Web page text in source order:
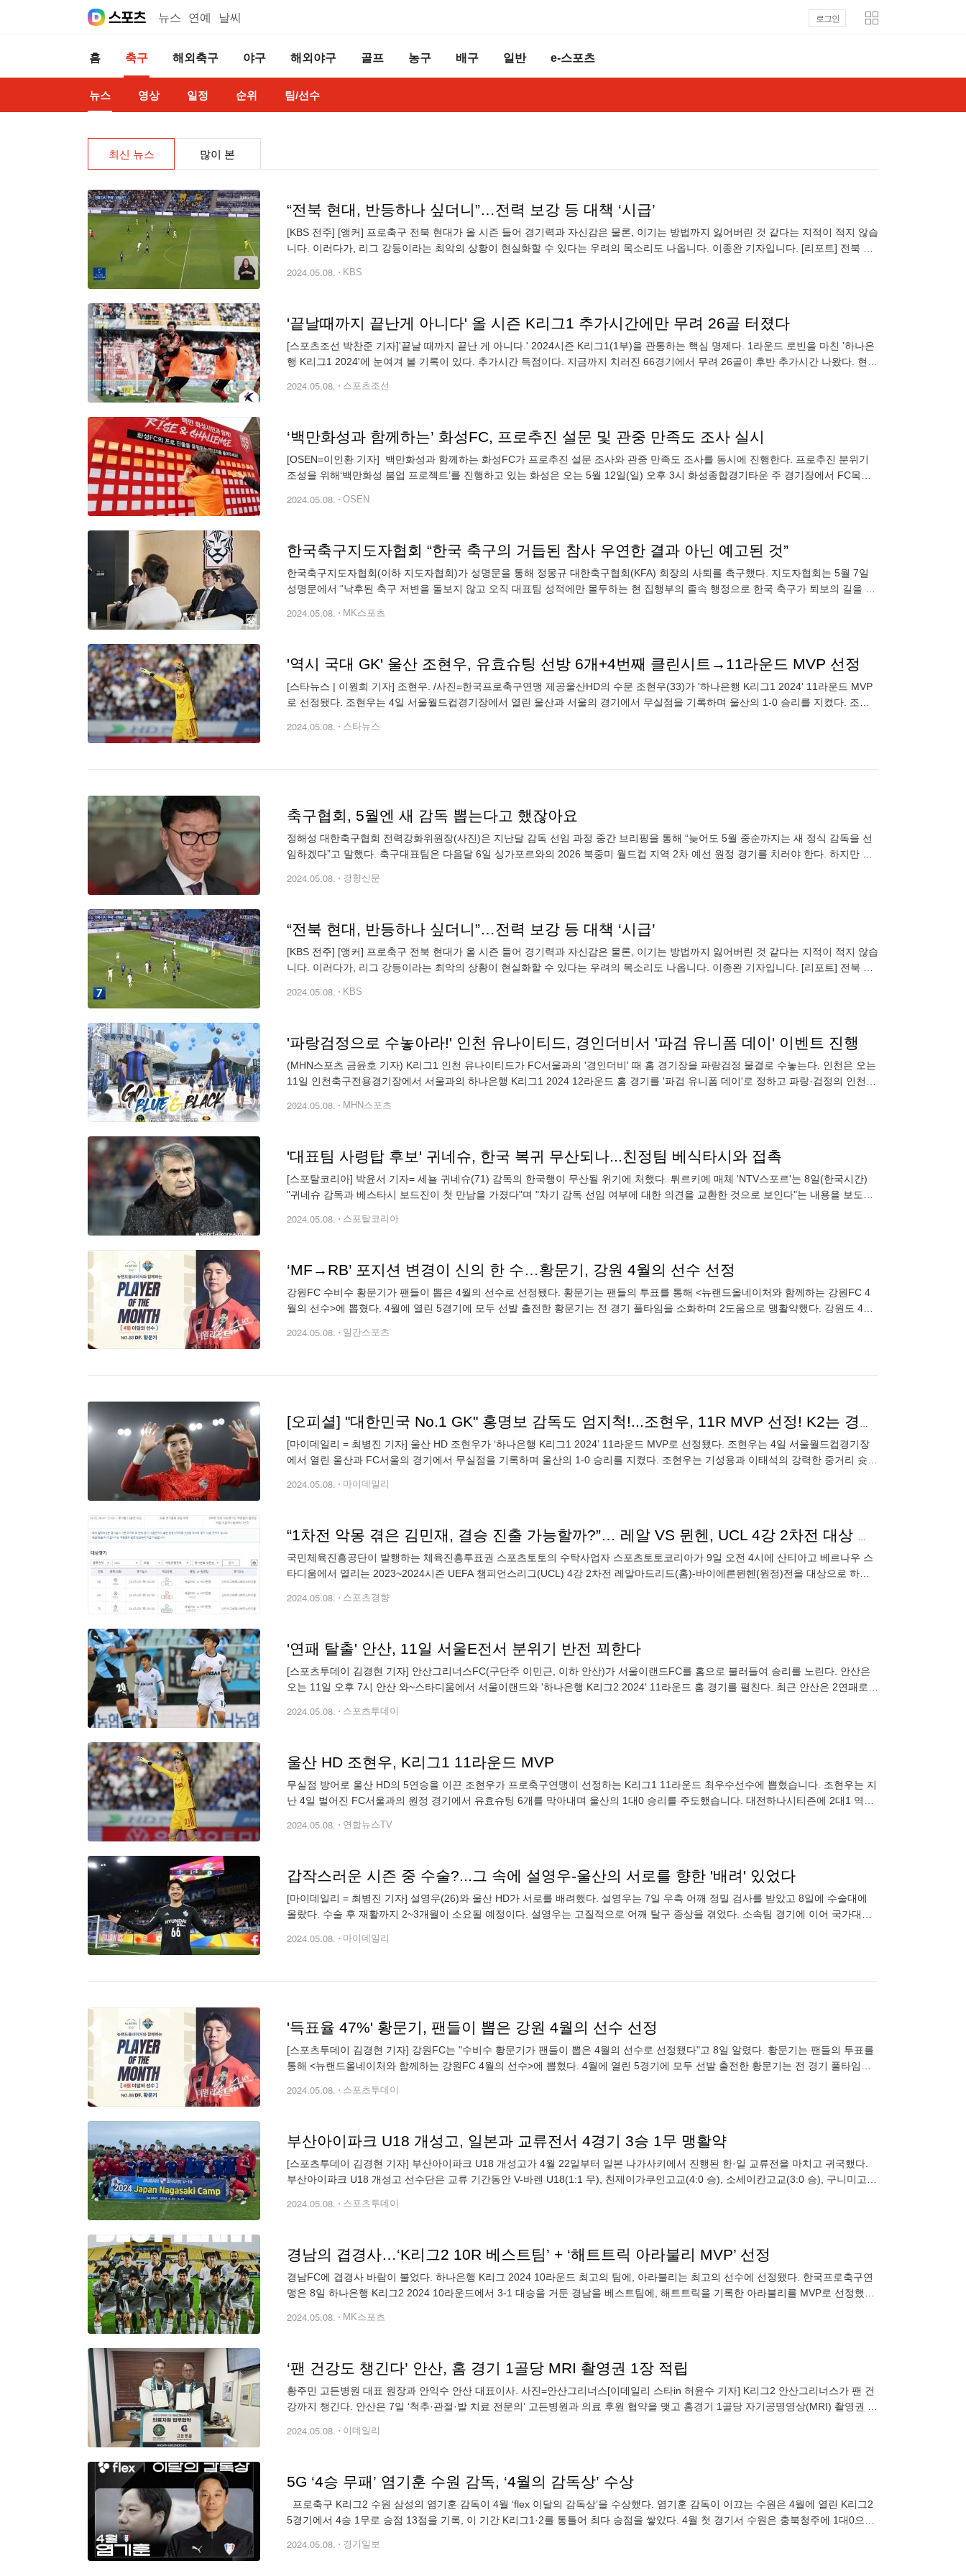
뉴스 연예 날씨 로그인
홈 축구 해외축구 야구 해외야구 골프 농구 배구 일반 e-스포츠
뉴스 영상 일정 순위 팀/선수
최신 뉴스 많이 본
“전북 현대, 반등하나 싶더니”…전력 보강 등 대책 ‘시급’
[KBS 전주] [앵커] 프로축구 전북 현대가 올 시즌 들어 경기력과 자신감은 물론, 이기는 방법까지 잃어버린 것 같다는 지적이 적지 않습
니다. 이러다가, 리그 강등이라는 최악의 상황이 현실화할 수 있다는 우려의 목소리도 나옵니다. 이종완 기자입니다. [리포트] 전북 현
2024.05.08. KBS
'끝날때까지 끝난게 아니다' 올 시즌 K리그1 추가시간에만 무려 26골 터졌다
[스포츠조선 박찬준 기자]'끝날 때까지 끝난 게 아니다.' 2024시즌 K리그1(1부)을 관통하는 핵심 명제다. 1라운드 로빈을 마친 '하나은
행 K리그1 2024'에 눈여겨 볼 기록이 있다. 추가시간 득점이다. 지금까지 치러진 66경기에서 무려 26골이 후반 추가시간 나왔다. 현재
2024.05.08. 스포츠조선
‘백만화성과 함께하는’ 화성FC, 프로추진 설문 및 관중 만족도 조사 실시
[OSEN=이인환 기자] 백만화성과 함께하는 화성FC가 프로추진 설문 조사와 관중 만족도 조사를 동시에 진행한다. 프로추진 분위기
조성을 위해‘백만화성 붐업 프로젝트’를 진행하고 있는 화성은 오는 5월 12일(일) 오후 3시 화성종합경기타운 주 경기장에서 FC목포
2024.05.08. OSEN
한국축구지도자협회 “한국 축구의 거듭된 참사 우연한 결과 아닌 예고된 것”
한국축구지도자협회(이하 지도자협회)가 성명문을 통해 정몽규 대한축구협회(KFA) 회장의 사퇴를 촉구했다. 지도자협회는 5월 7일
성명문에서 “낙후된 축구 저변을 돌보지 않고 오직 대표팀 성적에만 몰두하는 현 집행부의 졸속 행정으로 한국 축구가 퇴보의 길을 걷
2024.05.08. MK스포츠
'역시 국대 GK' 울산 조현우, 유효슈팅 선방 6개+4번째 클린시트→11라운드 MVP 선정
[스타뉴스 | 이원희 기자] 조현우. /사진=한국프로축구연맹 제공울산HD의 수문 조현우(33)가 '하나은행 K리그1 2024' 11라운드 MVP
로 선정됐다. 조현우는 4일 서울월드컵경기장에서 열린 울산과 서울의 경기에서 무실점을 기록하며 울산의 1-0 승리를 지켰다. 조현
2024.05.08. 스타뉴스
축구협회, 5월엔 새 감독 뽑는다고 했잖아요
정해성 대한축구협회 전력강화위원장(사진)은 지난달 감독 선임 과정 중간 브리핑을 통해 “늦어도 5월 중순까지는 새 정식 감독을 선
임하겠다”고 말했다. 축구대표팀은 다음달 6일 싱가포르와의 2026 북중미 월드컵 지역 2차 예선 원정 경기를 치러야 한다. 하지만 현
2024.05.08. 경향신문
“전북 현대, 반등하나 싶더니”…전력 보강 등 대책 ‘시급’
[KBS 전주] [앵커] 프로축구 전북 현대가 올 시즌 들어 경기력과 자신감은 물론, 이기는 방법까지 잃어버린 것 같다는 지적이 적지 않습
니다. 이러다가, 리그 강등이라는 최악의 상황이 현실화할 수 있다는 우려의 목소리도 나옵니다. 이종완 기자입니다. [리포트] 전북 현
2024.05.08. KBS
'파랑검정으로 수놓아라!' 인천 유나이티드, 경인더비서 '파검 유니폼 데이' 이벤트 진행
(MHN스포츠 금윤호 기자) K리그1 인천 유나이티드가 FC서울과의 '경인더비' 때 홈 경기장을 파랑검정 물결로 수놓는다. 인천은 오는
11일 인천축구전용경기장에서 서울과의 하나은행 K리그1 2024 12라운드 홈 경기를 '파검 유니폼 데이'로 정하고 파랑·검정의 인천
2024.05.08. MHN스포츠
'대표팀 사령탑 후보' 귀네슈, 한국 복귀 무산되나...친정팀 베식타시와 접촉
[스포탈코리아] 박윤서 기자= 세뇰 귀네슈(71) 감독의 한국행이 무산될 위기에 처했다. 튀르키예 매체 'NTV스포르'는 8일(한국시간)
"귀네슈 감독과 베스타시 보드진이 첫 만남을 가졌다"며 "차기 감독 선임 여부에 대한 의견을 교환한 것으로 보인다"는 내용을 보도했
2024.05.08. 스포탈코리아
‘MF→RB’ 포지션 변경이 신의 한 수…황문기, 강원 4월의 선수 선정
강원FC 수비수 황문기가 팬들이 뽑은 4월의 선수로 선정됐다. 황문기는 팬들의 투표를 통해 <뉴랜드올네이처와 함께하는 강원FC 4
월의 선수>에 뽑혔다. 4월에 열린 5경기에 모두 선발 출전한 황문기는 전 경기 풀타임을 소화하며 2도움으로 맹활약했다. 강원도 4월
2024.05.08. 일간스포츠
[오피셜] "대한민국 No.1 GK" 홍명보 감독도 엄지척!...조현우, 11R MVP 선정! K2는 경남 아라불리
[마이데일리 = 최병진 기자] 울산 HD 조현우가 ‘하나은행 K리그1 2024’ 11라운드 MVP로 선정됐다. 조현우는 4일 서울월드컵경기장
에서 열린 울산과 FC서울의 경기에서 무실점을 기록하며 울산의 1-0 승리를 지켰다. 조현우는 기성용과 이태석의 강력한 중거리 슛을
2024.05.08. 마이데일리
“1차전 악몽 겪은 김민재, 결승 진출 가능할까?”… 레알 VS 뮌헨, UCL 4강 2차전 대상 프로토 승부식 57회차 게임 발매[토토]
국민체육진흥공단이 발행하는 체육진흥투표권 스포츠토토의 수탁사업자 스포츠토토코리아가 9일 오전 4시에 산티아고 베르나우 스
타디움에서 열리는 2023~2024시즌 UEFA 챔피언스리그(UCL) 4강 2차전 레알마드리드(홈)-바이에른뮌헨(원정)전을 대상으로 하는
2024.05.08. 스포츠경향
'연패 탈출' 안산, 11일 서울E전서 분위기 반전 꾀한다
[스포츠투데이 김경현 기자] 안산그리너스FC(구단주 이민근, 이하 안산)가 서울이랜드FC를 홈으로 불러들여 승리를 노린다. 안산은
오는 11일 오후 7시 안산 와~스타디움에서 서울이랜드와 '하나은행 K리그2 2024' 11라운드 홈 경기를 펼친다. 최근 안산은 2연패로
2024.05.08. 스포츠투데이
울산 HD 조현우, K리그1 11라운드 MVP
무실점 방어로 울산 HD의 5연승을 이끈 조현우가 프로축구연맹이 선정하는 K리그1 11라운드 최우수선수에 뽑혔습니다. 조현우는 지
난 4일 벌어진 FC서울과의 원정 경기에서 유효슈팅 6개를 막아내며 울산의 1대0 승리를 주도했습니다. 대전하나시티즌에 2대1 역전
2024.05.08. 연합뉴스TV
갑작스러운 시즌 중 수술?...그 속에 설영우-울산의 서로를 향한 '배려' 있었다
[마이데일리 = 최병진 기자] 설영우(26)와 울산 HD가 서로를 배려했다. 설영우는 7일 우측 어깨 정밀 검사를 받았고 8일에 수술대에
올랐다. 수술 후 재활까지 2~3개월이 소요될 예정이다. 설영우는 고질적으로 어깨 탈구 증상을 겪었다. 소속팀 경기에 이어 국가대표
2024.05.08. 마이데일리
'득표율 47%' 황문기, 팬들이 뽑은 강원 4월의 선수 선정
[스포츠투데이 김경현 기자] 강원FC는 "수비수 황문기가 팬들이 뽑은 4월의 선수로 선정됐다"고 8일 알렸다. 황문기는 팬들의 투표를
통해 <뉴랜드올네이처와 함께하는 강원FC 4월의 선수>에 뽑혔다. 4월에 열린 5경기에 모두 선발 출전한 황문기는 전 경기 풀타임을
2024.05.08. 스포츠투데이
부산아이파크 U18 개성고, 일본과 교류전서 4경기 3승 1무 맹활약
[스포츠투데이 김경현 기자] 부산아이파크 U18 개성고가 4월 22일부터 일본 나가사키에서 진행된 한·일 교류전을 마치고 귀국했다.
부산아이파크 U18 개성고 선수단은 교류 기간동안 V-바렌 U18(1:1 무), 친제이가쿠인고교(4:0 승), 소세이칸고교(3:0 승), 구니미고교
2024.05.08. 스포츠투데이
경남의 겹경사…‘K리그2 10R 베스트팀’ + ‘해트트릭 아라불리 MVP’ 선정
경남FC에 겹경사 바람이 불었다. 하나은행 K리그 2024 10라운드 최고의 팀에, 아라불리는 최고의 선수에 선정됐다. 한국프로축구연
맹은 8일 하나은행 K리그2 2024 10라운드에서 3-1 대승을 거둔 경남을 베스트팀에, 해트트릭을 기록한 아라불리를 MVP로 선정했다.
2024.05.08. MK스포츠
‘팬 건강도 챙긴다’ 안산, 홈 경기 1골당 MRI 촬영권 1장 적립
황주민 고든병원 대표 원장과 안익수 안산 대표이사. 사진=안산그리너스[이데일리 스타in 허윤수 기자] K리그2 안산그리너스가 팬 건
강까지 챙긴다. 안산은 7일 ‘척추·관절·발 치료 전문의’ 고든병원과 의료 후원 협약을 맺고 홈경기 1골당 자기공명영상(MRI) 촬영권 1
2024.05.08. 이데일리
5G ‘4승 무패’ 염기훈 수원 감독, ‘4월의 감독상’ 수상
프로축구 K리그2 수원 삼성의 염기훈 감독이 4월 ‘flex 이달의 감독상’을 수상했다. 염기훈 감독이 이끄는 수원은 4월에 열린 K리그2
5경기에서 4승 1무로 승점 13점을 기록, 이 기간 K리그1·2를 통틀어 최다 승점을 쌓았다. 4월 첫 경기서 수원은 충북청주에 1대0으로
2024.05.08. 경기일보